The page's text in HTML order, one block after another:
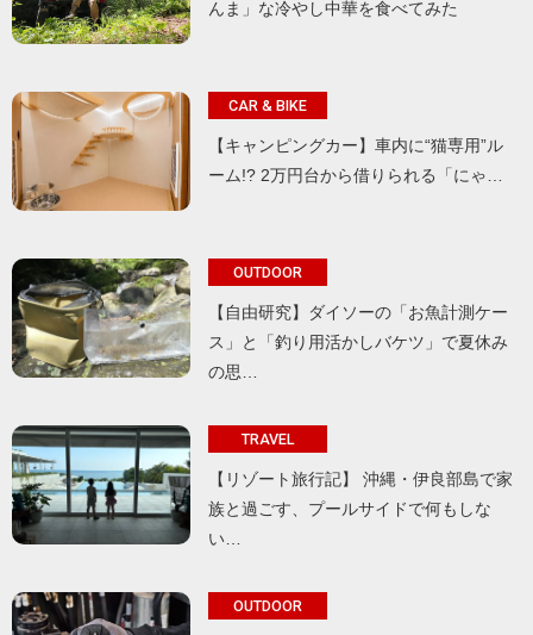
んま」な冷やし中華を食べてみた
CAR & BIKE
【キャンピングカー】車内に“猫専用”ル
ーム!? 2万円台から借りられる「にゃ…
OUTDOOR
【自由研究】ダイソーの「お魚計測ケー
ス」と「釣り用活かしバケツ」で夏休み
の思…
TRAVEL
【リゾート旅行記】 沖縄・伊良部島で家
族と過ごす、プールサイドで何もしな
い…
OUTDOOR